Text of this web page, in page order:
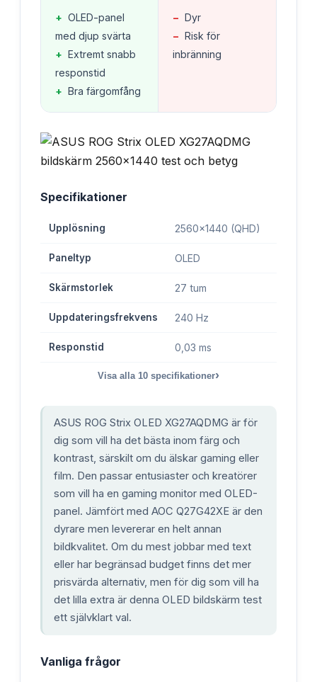
+ OLED-panel
med djup svärta
+ Extremt snabb
responstid
+ Bra färgomfång
− Dyr
− Risk för
inbränning
Specifikationer
Upplösning 2560x1440 (QHD)
Paneltyp OLED
Skärmstorlek 27 tum
Uppdateringsfrekvens 240 Hz
Responstid 0,03 ms
Visa alla 10 specifikationer›
ASUS ROG Strix OLED XG27AQDMG är för
dig som vill ha det bästa inom färg och
kontrast, särskilt om du älskar gaming eller
film. Den passar entusiaster och kreatörer
som vill ha en gaming monitor med OLED-
panel. Jämfört med AOC Q27G42XE är den
dyrare men levererar en helt annan
bildkvalitet. Om du mest jobbar med text
eller har begränsad budget finns det mer
prisvärda alternativ, men för dig som vill ha
det lilla extra är denna OLED bildskärm test
ett självklart val.
Vanliga frågor